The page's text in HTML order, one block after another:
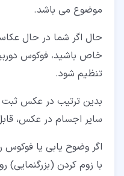
موضوع می باشد.
حال اگر شما در حال
خاص باشید، فوکوس
تنظیم شود.
بدین ترتیب در عکس ثبت
سایر اجسام در عکس،
اگر وضوح یابی یا فوکوس
با زوم کردن